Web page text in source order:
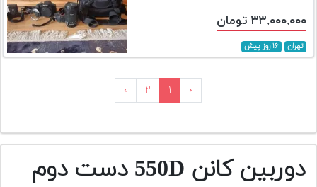
۳۳,۰۰۰,۰۰۰ تومان
تهران ۱۶ روز پیش
‹ ۱ ۲ ›
دوربین کانن 550D دست دوم